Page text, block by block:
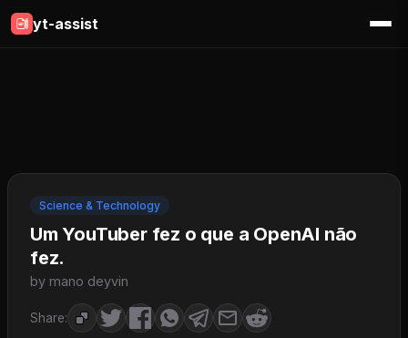
yt-assist
Science & Technology
Um YouTuber fez o que a OpenAI não
fez.
by mano deyvin
Share: